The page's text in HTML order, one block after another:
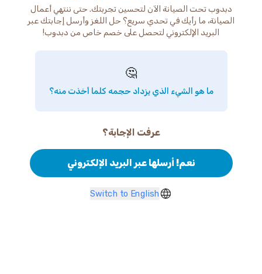
دبدوب تحت الصيانة الآن لتحسين تجربتك. حتى ننتهي أعمال
الصيانة، ما رأيك في تحدي سريع؟ حل اللغز وأرسل إجابتك عبر
البريد الإلكتروني لتحصل على خصم خاص من دبدوب!
🤔
ما هو الشيء الذي يزداد حجمه كلما أخذت منه؟
عرفت الإجابة؟
نعم! أرسلها عبر البريد الإلكتروني
Switch to English